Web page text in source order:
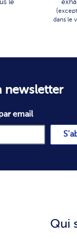
le
(
dans le
Qui
newsletter
email